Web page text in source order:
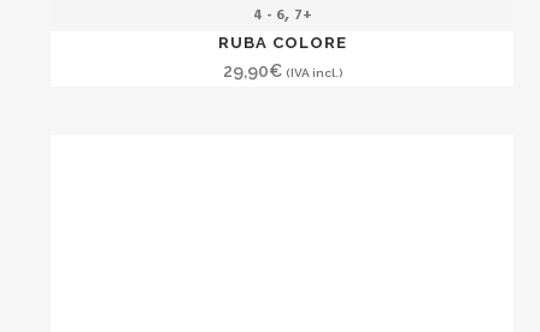
4 - 6, 7+
RUBA COLORE
29,90€ (IVA incl.)